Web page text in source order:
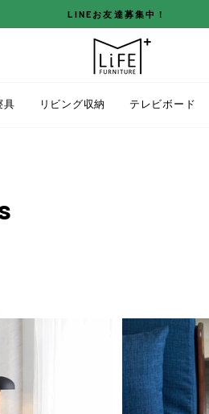
ラ
イ
LINEお友達募集中！
具 リビング収納 テレビボード